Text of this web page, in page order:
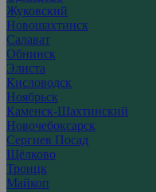
Жуковский
Новошахтинск
Салават
Обнинск
Элиста
Кисловодск
Ноябрьск
Каменск-Шахтинский
Новочебоксарск
Сергиев Посад
Щёлково
Троицк
Майкоп